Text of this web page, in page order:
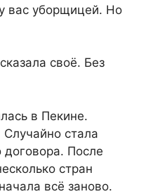
вас уборщицей. Но
своё. Без
в Пекине.
стала
договора. После
стран
всё заново.